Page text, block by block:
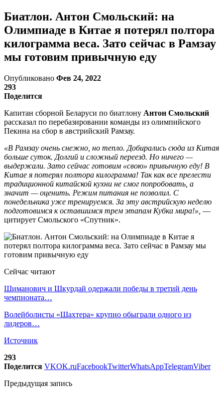
Биатлон. Антон Смольский: на
Олимпиаде в Китае я потерял полтора
килограмма веса. Зато сейчас в Рамзау
мы готовим привычную еду
Опубликовано Фев 24, 2022
293
Поделится
Капитан сборной Беларуси по биатлону Антон Смольский
рассказал по перебазировании команды из олимпийского
Пекина на сбор в австрийский Рамзау.
«В Рамзау очень снежно, но тепло. Добирались сюда из Китая
больше суток. Долгий и сложный переезд. Но ничего —
выдержали. Зато сейчас готовим «свою» привычную еду! В
Китае я потерял полтора килограмма! Так как все прелести
традиционной китайской кухни не смог попробовать, а
значит — оценить. Режим питания не позволил. С
понедельника уже тренируемся. За эту австрийскую неделю
подготовимся к оставшимся трем этапам Кубка мира!», —
цитирует Смольского «Спутник».
Сейчас читают
Шиманович и Шкурдай одержали победы в третий день
чемпионата…
Волейболисты «Шахтера» крупно обыграли одного из
лидеров…
Источник
293
Поделится VKOK.ruFacebookTwitterWhatsAppTelegramViber
Предыдущая запись